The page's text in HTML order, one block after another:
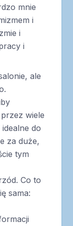
mnie
i
i
i
ale
wiele
do
za duże,
tym
Co to
sama: